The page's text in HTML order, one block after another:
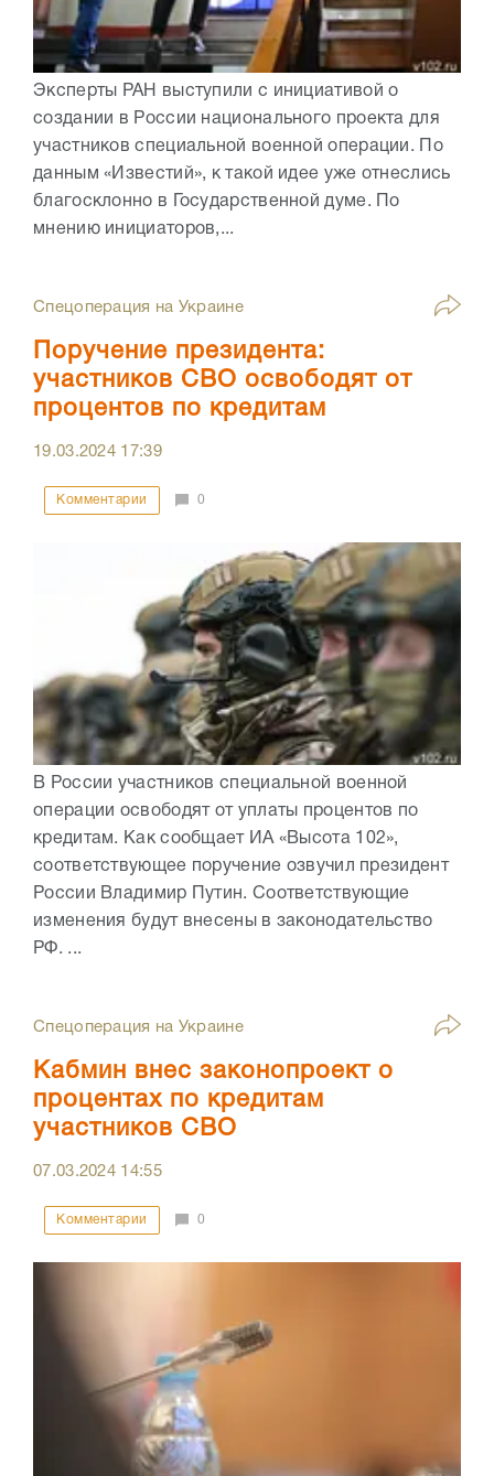
Эксперты РАН выступили с инициативой о
создании в России национального проекта для
участников специальной военной операции. По
данным «Известий», к такой идее уже отнеслись
благосклонно в Государственной думе. По
мнению инициаторов,...
Спецоперация на Украине
Поручение президента:
участников СВО освободят от
процентов по кредитам
19.03.2024 17:39
Комментарии 0
В России участников специальной военной
операции освободят от уплаты процентов по
кредитам. Как сообщает ИА «Высота 102»,
соответствующее поручение озвучил президент
России Владимир Путин. Соответствующие
изменения будут внесены в законодательство
РФ. ...
Спецоперация на Украине
Кабмин внес законопроект о
процентах по кредитам
участников СВО
07.03.2024 14:55
Комментарии 0